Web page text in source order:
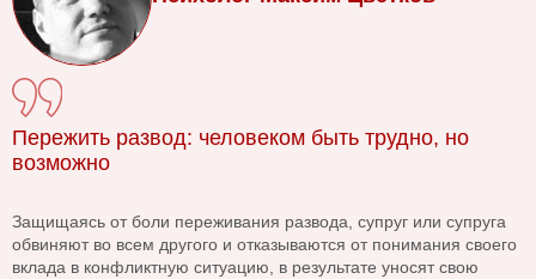
Пережить развод: человеком быть трудно, но
возможно
Защищаясь от боли переживания развода, супруг или супруга
обвиняют во всем другого и отказываются от понимания своего
вклада в конфликтную ситуацию, в результате уносят свою